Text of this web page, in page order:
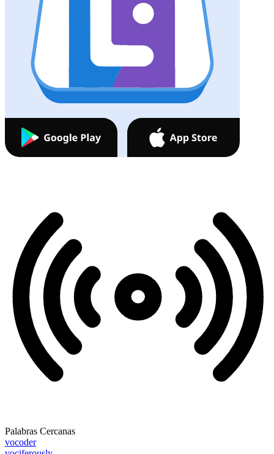
Palabras Cercanas
vocoder